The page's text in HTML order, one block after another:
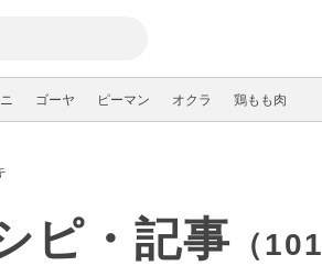
ゴーヤ ピーマン オクラ 鶏もも肉
ピ・記事 （101